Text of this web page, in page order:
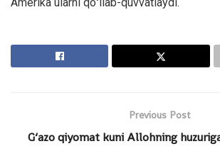
Previous Post
G‘azo qiyomat kuni Allohning